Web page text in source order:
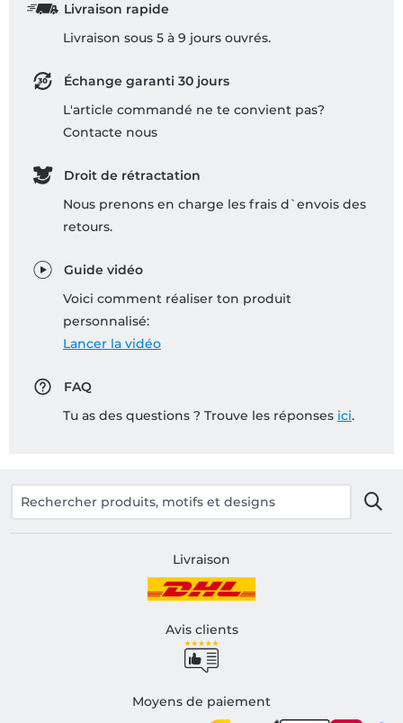
Livraison rapide
Livraison sous 5 à 9 jours ouvrés.
Échange garanti 30 jours
L'article commandé ne te convient pas?
Contacte nous
Droit de rétractation
Nous prenons en charge les frais d`envois des
retours.
Guide vidéo
Voici comment réaliser ton produit
personnalisé:
Lancer la vidéo
FAQ
Tu as des questions ? Trouve les réponses ici.
Livraison
Avis clients
Moyens de paiement